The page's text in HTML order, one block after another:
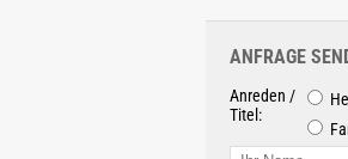
ANFRAGE
Anreden /
Titel: